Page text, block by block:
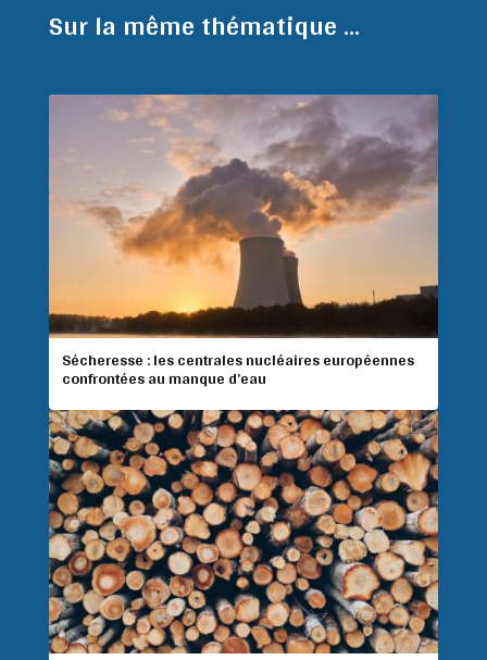
Sur la même thématique ...
Sécheresse : les centrales nucléaires européennes
confrontées au manque d’eau